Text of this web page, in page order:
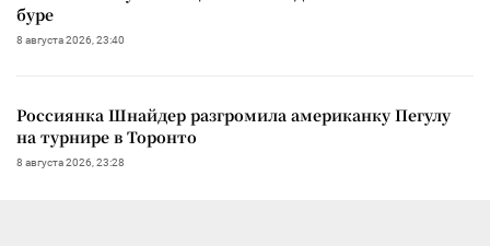
буре
8 августа 2026, 23:40
Россиянка Шнайдер разгромила американку Пегулу
на турнире в Торонто
8 августа 2026, 23:28